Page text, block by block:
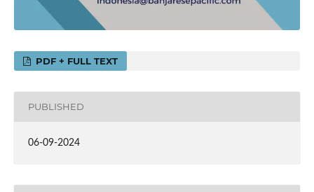
PDF + FULL TEXT
PUBLISHED
06-09-2024